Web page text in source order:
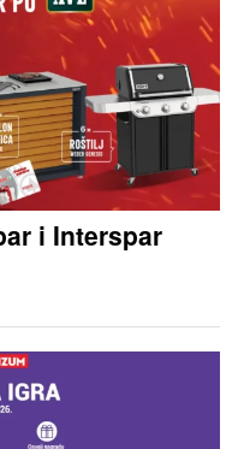
i Interspar